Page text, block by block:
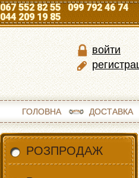
067 552 82 55 099 792 46 74
044 209 19 85
войти
ГОЛОВНА ДОСТАВКА
РОЗПРОДАЖ